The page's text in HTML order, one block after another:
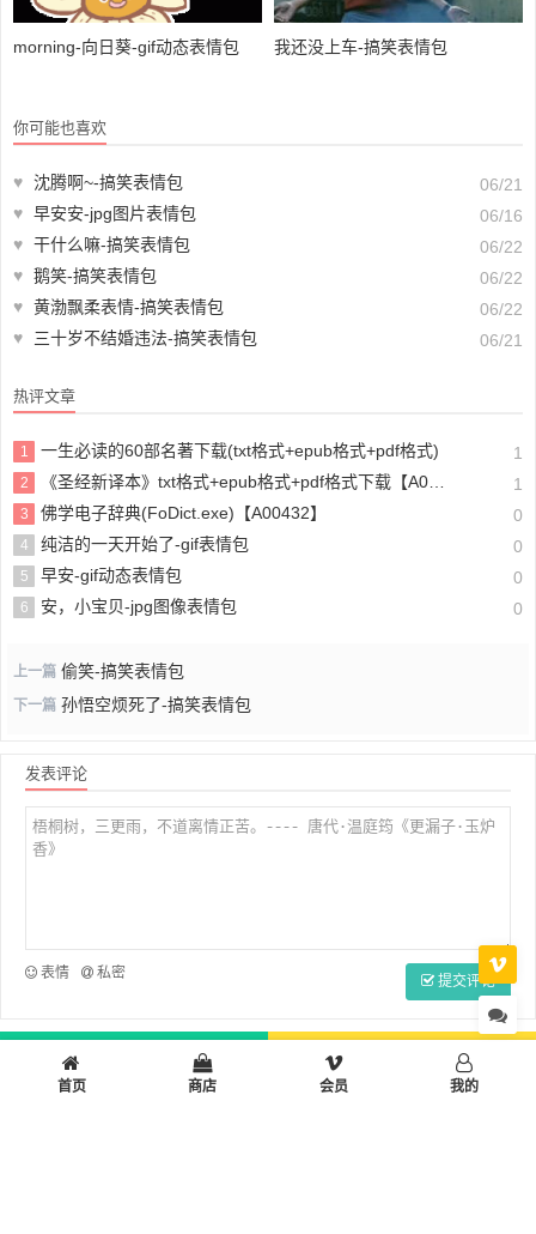
morning-向日葵-gif动态表情包 我还没上车-搞笑表情包
你可能也喜欢
♥ 沈腾啊~-搞笑表情包
06/21
♥ 早安安-jpg图片表情包
06/16
♥ 干什么嘛-搞笑表情包
06/22
♥ 鹅笑-搞笑表情包
06/22
♥ 黄渤飘柔表情-搞笑表情包
06/22
♥
三十岁不结婚违法-搞笑表情包 06/21
热评文章
1 一生必读的60部名著下载(txt格式+epub格式+pdf格式) 1
2 《圣经新译本》txt格式+epub格式+pdf格式下载【A00605】 1
3 佛学电子辞典(FoDict.exe)【A00432】 0
4 纯洁的一天开始了-gif表情包 0
5 早安-gif动态表情包 0
6 安，小宝贝-jpg图像表情包 0
上一篇 偷笑-搞笑表情包
下一篇 孙悟空烦死了-搞笑表情包
发表评论
表情 私密 提交评论
首页 高中 多彩生活
工作学习
首页 商店 会员 我的